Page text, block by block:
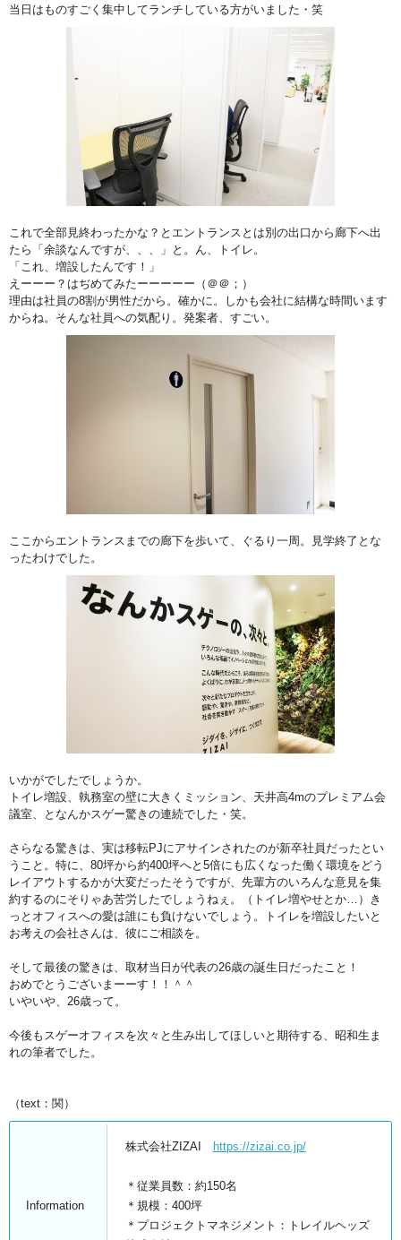
当日はものすごく集中してランチしている方がいました・笑
これで全部見終わったかな？とエントランスとは別の出口から廊下へ出
たら「余談なんですが、、、」と。ん、トイレ。
「これ、増設したんです！」
えーーー？はぢめてみたーーーーー（＠＠；）
理由は社員の8割が男性だから。確かに。しかも会社に結構な時間います
からね。そんな社員への気配り。発案者、すごい。
ここからエントランスまでの廊下を歩いて、ぐるり一周。見学終了とな
ったわけでした。
いかがでしたでしょうか。
トイレ増設、執務室の壁に大きくミッション、天井高4mのプレミアム会
議室、となんかスゲー驚きの連続でした・笑。
さらなる驚きは、実は移転PJにアサインされたのが新卒社員だったとい
うこと。特に、80坪から約400坪へと5倍にも広くなった働く環境をどう
レイアウトするかが大変だったそうですが、先輩方のいろんな意見を集
約するのにそりゃあ苦労したでしょうねぇ。（トイレ増やせとか…）き
っとオフィスへの愛は誰にも負けないでしょう。トイレを増設したいと
お考えの会社さんは、彼にご相談を。
そして最後の驚きは、取材当日が代表の26歳の誕生日だったこと！
おめでとうございまーーす！！＾＾
いやいや、26歳って。
今後もスゲーオフィスを次々と生み出してほしいと期待する、昭和生ま
れの筆者でした。
（text：関）
Information
株式会社ZIZAI https://zizai.co.jp/
＊従業員数：約150名
＊規模：400坪
＊プロジェクトマネジメント：トレイルヘッズ